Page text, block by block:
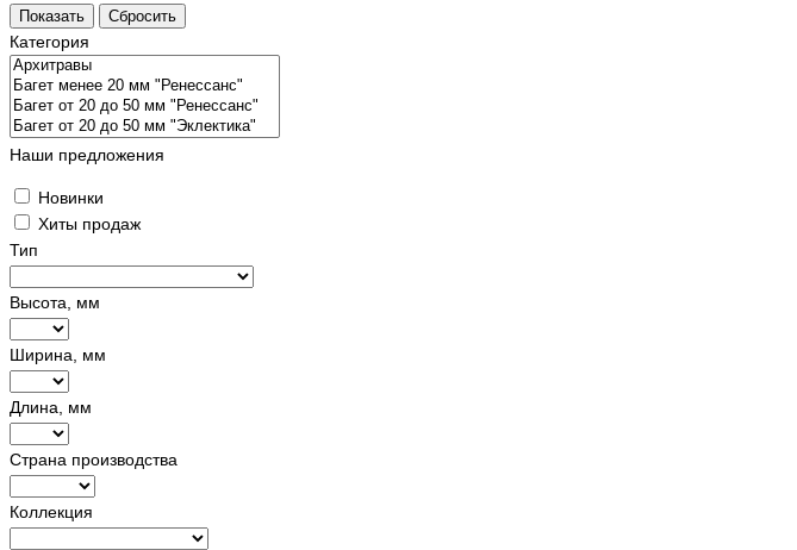
Показать Сбросить
Категория
Наши предложения
Новинки
Хиты продаж
Тип
Высота, мм
Ширина, мм
Длина, мм
Страна производства
Коллекция